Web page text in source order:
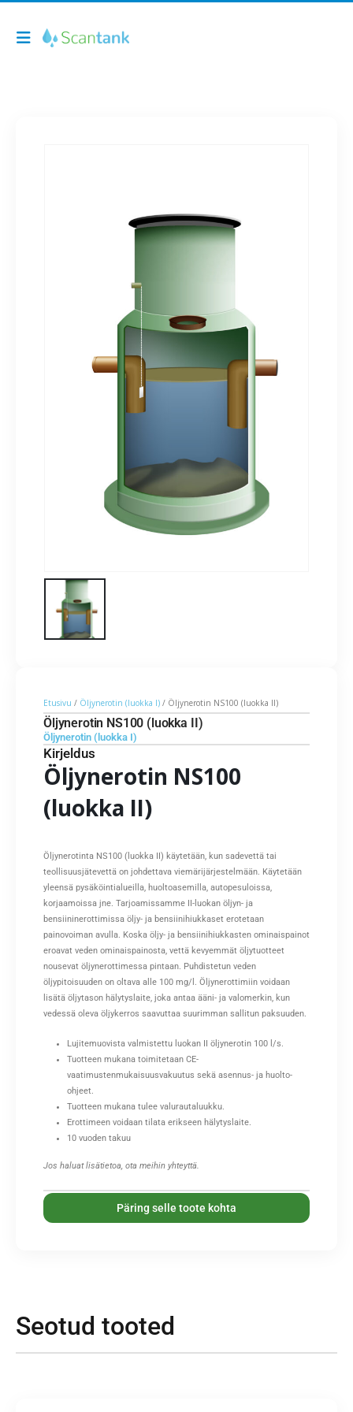
Etusivu / Öljynerotin (luokka I) / Öljynerotin NS100 (luokka II)
Öljynerotin NS100 (luokka II)
Öljynerotin (luokka I)
Kirjeldus
Öljynerotin NS100
(luokka II)
Öljynerotinta NS100 (luokka II) käytetään, kun sadevettä tai
teollisuusjätevettä on johdettava viemärijärjestelmään. Käytetään
yleensä pysäköintialueilla, huoltoasemilla, autopesuloissa,
korjaamoissa jne. Tarjoamissamme II-luokan öljyn- ja
bensiininerottimissa öljy- ja bensiinihiukkaset erotetaan
painovoiman avulla. Koska öljy- ja bensiinihiukkasten ominaispainot
eroavat veden ominaispainosta, vettä kevyemmät öljytuotteet
nousevat öljynerottimessa pintaan. Puhdistetun veden
öljypitoisuuden on oltava alle 100 mg/l. Öljynerottimiin voidaan
lisätä öljytason hälytyslaite, joka antaa ääni- ja valomerkin, kun
vedessä oleva öljykerros saavuttaa suurimman sallitun paksuuden.
Lujitemuovista valmistettu luokan II öljynerotin 100 l/s.
Tuotteen mukana toimitetaan CE-
vaatimustenmukaisuusvakuutus sekä asennus- ja huolto-
ohjeet.
Tuotteen mukana tulee valurautaluukku.
Erottimeen voidaan tilata erikseen hälytyslaite.
10 vuoden takuu
Jos haluat lisätietoa, ota meihin yhteyttä.
Päring selle toote kohta
Seotud tooted